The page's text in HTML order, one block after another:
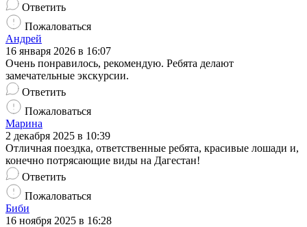
Ответить
Пожаловаться
Андрей
16 января 2026 в 16:07
Очень понравилось, рекомендую. Ребята делают
замечательные экскурсии.
Ответить
Пожаловаться
Марина
2 декабря 2025 в 10:39
Отличная поездка, ответственные ребята, красивые лошади и,
конечно потрясающие виды на Дагестан!
Ответить
Пожаловаться
Биби
16 ноября 2025 в 16:28